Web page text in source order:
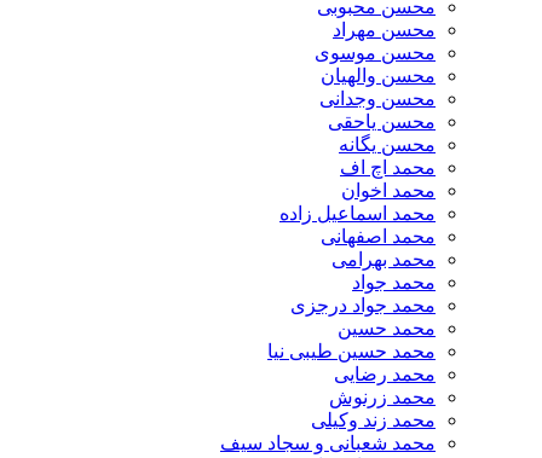
محسن محبوبی
محسن مهراد
محسن موسوی
محسن والهیان
محسن وجدانی
محسن یاحقی
محسن یگانه
محمد اچ اف
محمد اخوان
محمد اسماعیل زاده
محمد اصفهانی
محمد بهرامی
محمد جواد
محمد جواد درجزی
محمد حسین
محمد حسین طیبی نیا
محمد رضایی
محمد زرنوش
محمد زند وکیلی
محمد شعبانی و سجاد سیف